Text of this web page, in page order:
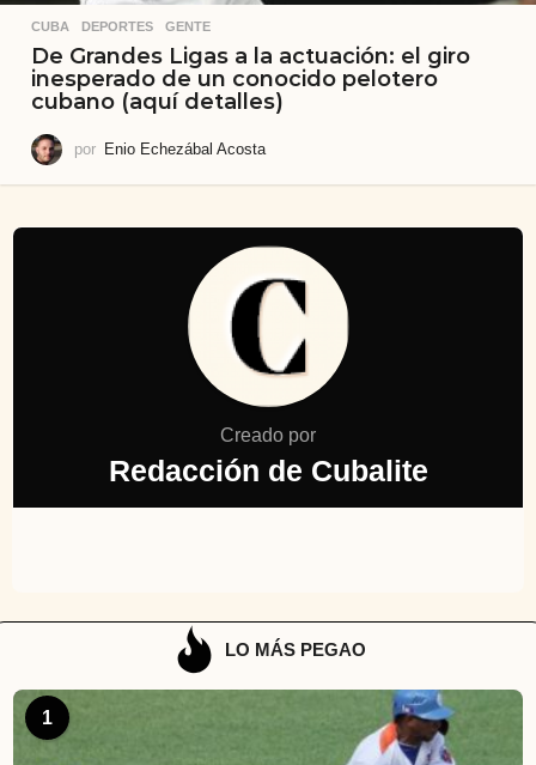
CUBA ,DEPORTES ,GENTE
De Grandes Ligas a la actuación: el giro
inesperado de un conocido pelotero
cubano (aquí detalles)
por Enio Echezábal Acosta
Creado por
Redacción de Cubalite
LO MÁS PEGAO
1